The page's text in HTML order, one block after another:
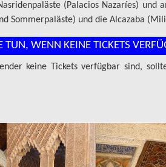
(Palacios Nazaríes) und
Sommerpaläste) und die Alcazaba
TUN, WENN KEINE TICKETS
keine Tickets verfügbar sind,